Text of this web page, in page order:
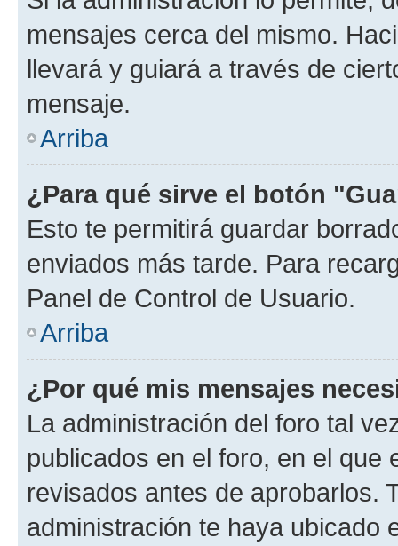
mensajes cerca del mismo.
llevará y guiará a través de
mensaje.
Arriba
¿Para qué sirve el botón
Esto te permitirá guardar
enviados más tarde. Para
Panel de Control de Usuario.
Arriba
¿Por qué mis mensajes
La administración del foro tal
publicados en el foro, en el
revisados antes de aprobarlos.
administración te haya ubicado